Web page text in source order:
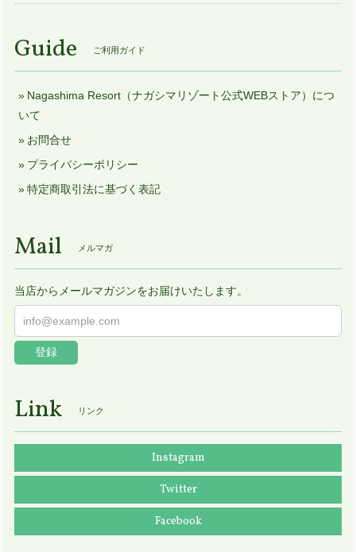
Guide ご利用ガイド
Nagashima Resort（ナガシマリゾート公式WEBストア）につ
いて
お問合せ
プライバシーポリシー
特定商取引法に基づく表記
Mail メルマガ
当店からメールマガジンをお届けいたします。
登録
Link リンク
Instagram
Twitter
Facebook